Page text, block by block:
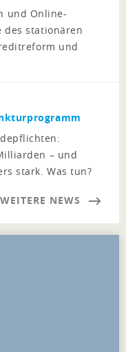
und Online-
des stationären
und
– und
stark. Was tun?
WEITERE NEWS